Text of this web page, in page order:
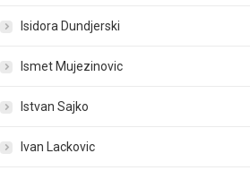
Isidora Dundjerski
Ismet Mujezinovic
Istvan Sajko
Ivan Lackovic